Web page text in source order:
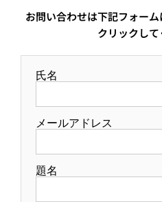
お問い合わせは下記フォー
クリックして
氏名
メールアドレス
題名